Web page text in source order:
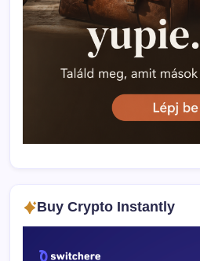
Buy Crypto Instantly